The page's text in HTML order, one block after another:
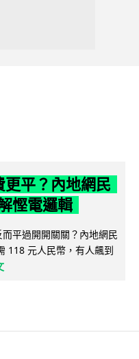
平？內地網民
慳電邏輯
平過開開關關？內地網民
118 元人民幣，有人飆到